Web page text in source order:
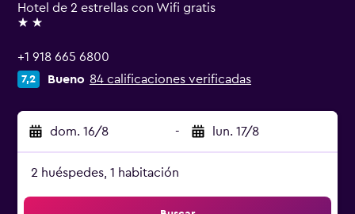
Hotel de 2 estrellas con Wifi gratis
2 estrellas
+1 918 665 6800
7,2 Bueno 84 calificaciones verificadas
dom. 16/8 - lun. 17/8
2 huéspedes, 1 habitación